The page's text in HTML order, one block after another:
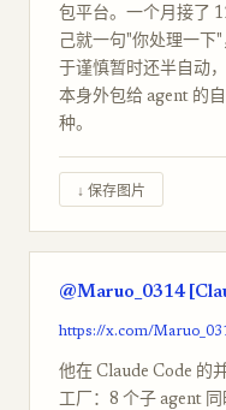
包平台。一个月接了
己就一句"你处理一下
于谨慎暂时还半自动
本身外包给 agent 的
种。
↓ 保存图片
@Maruo_0314
https://x.com/
他在 Claude Code 的
工厂：8 个子 agent